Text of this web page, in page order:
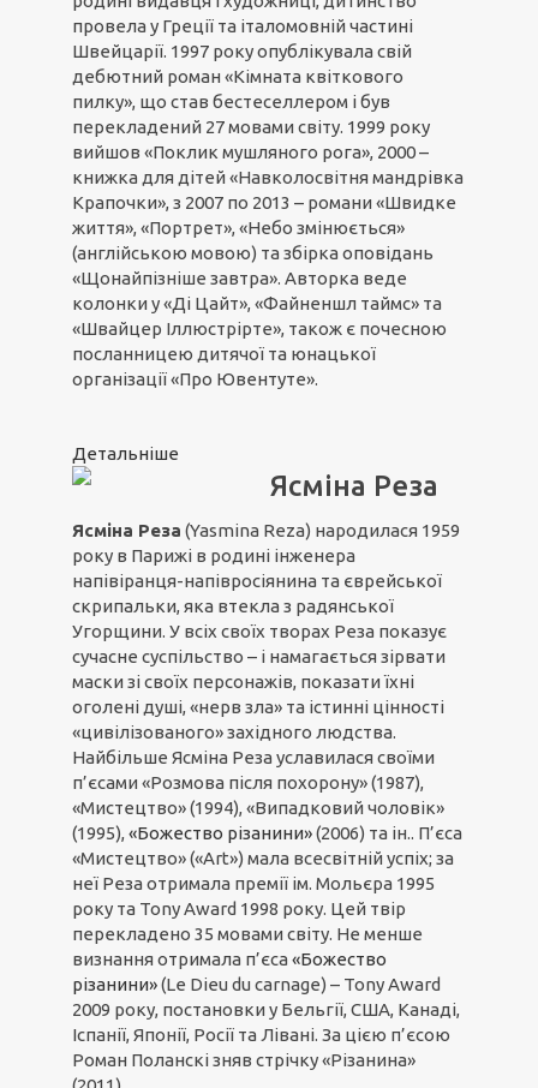
провела у Греції та італомовній частині
Швейцарії. 1997 року опублікувала свій
дебютний роман «Кімната квіткового
пилку», що став бестеселлером і був
перекладений 27 мовами світу. 1999 року
вийшов «Поклик мушляного рога», 2000 –
книжка для дітей «Навколосвітня мандрівка
Крапочки», з 2007 по 2013 – романи «Швидке
життя», «Портрет», «Небо змінюється»
(англійською мовою) та збірка оповідань
«Щонайпізніше завтра». Авторка веде
колонки у «Ді Цайт», «Файненшл таймс» та
«Швайцер Іллюстрірте», також є почесною
посланницею дитячої та юнацької
організації «Про Ювентуте».
Детальніше
Ясміна Реза
Ясміна Реза (Yasmina Reza) народилася 1959
року в Парижі в родині інженера
напівіранця-напівросіянина та єврейської
скрипальки, яка втекла з радянської
Угорщини. У всіх своїх творах Реза показує
сучасне суспільство – і намагається зірвати
маски зі своїх персонажів, показати їхні
оголені душі, «нерв зла» та істинні цінності
«цивілізованого» західного людства.
Найбільше Ясміна Реза уславилася своїми
п’єсами «Розмова після похорону» (1987),
«Мистецтво» (1994), «Випадковий чоловік»
(1995), «Божество різанини»(2006) та ін.. П’єса
«Мистецтво» («Art») мала всесвітній успіх; за
неї Реза отримала премії ім. Мольєра 1995
року та Tony Award 1998 року. Цей твір
перекладено 35 мовами світу. Не менше
визнання отримала п’єса «Божество
різанини»(Le Dieu du carnage) – Tony Award
2009 року, постановки у Бельгії, США, Канаді,
Іспанії, Японії, Росії та Лівані. За цією п’єсою
Роман Поланскі зняв стрічку «Різанина»